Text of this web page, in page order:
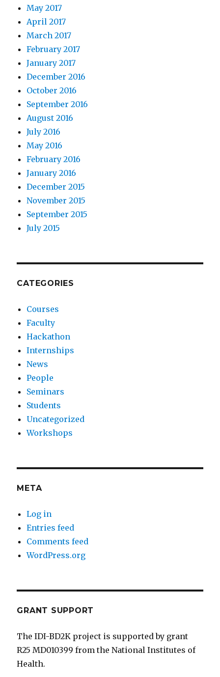
May 2017
April 2017
March 2017
February 2017
January 2017
December 2016
October 2016
September 2016
August 2016
July 2016
May 2016
February 2016
January 2016
December 2015
November 2015
September 2015
July 2015
CATEGORIES
Courses
Faculty
Hackathon
Internships
News
People
Seminars
Students
Uncategorized
Workshops
META
Log in
Entries feed
Comments feed
WordPress.org
GRANT SUPPORT
The IDI-BD2K project is supported by grant
R25 MD010399 from the National Institutes of
Health.